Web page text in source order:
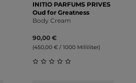
INITIO PARFUMS PRIVES
Oud for Greatness
Body Cream
90,00 €
(450,00 € / 1000 Milliliter)